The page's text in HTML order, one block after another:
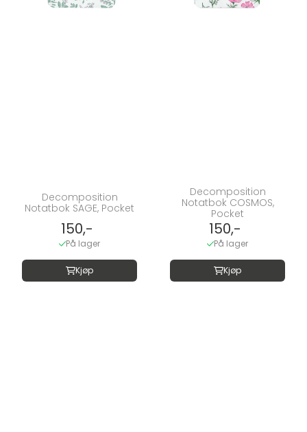
Decomposition
Notatbok SAGE, Pocket
150,-
På lager
Kjøp
Decomposition
Notatbok COSMOS,
Pocket
150,-
På lager
Kjøp